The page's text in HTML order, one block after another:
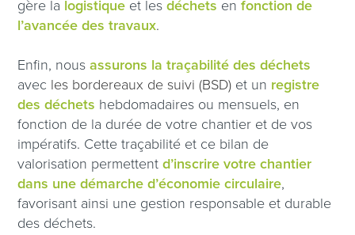
gère la logistique et lesdéchets enfonction de
l’avancée des travaux.
Enfin, nousassurons la traçabilité des déchets
avec les bordereaux de suivi (BSD) et un registre
des déchets hebdomadaires ou mensuels, en
fonction de la durée de votre chantier et de vos
impératifs. Cette traçabilité et ce bilan de
valorisation permettentd’inscrire votre chantier
dans une démarche d’économie circulaire,
favorisant ainsi une gestion responsable et durable
des déchets.